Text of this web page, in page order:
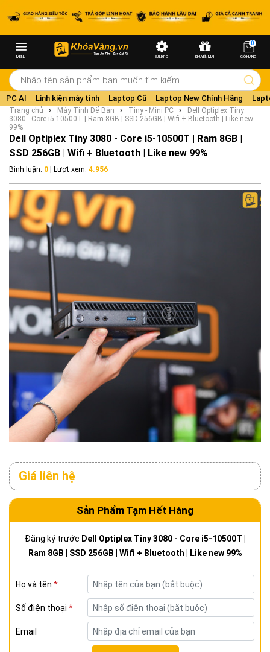
MENU BUILD PC KHUYẾN MÃI
0
GIỎ HÀNG
PC AI Linh kiện máy tính Laptop Cũ Laptop New Chính Hãng
Trang chủ Máy Tính Để Bàn Tiny - Mini PC
Dell Optiplex Tiny
3080 - Core i5-10500T | Ram 8GB | SSD 256GB | Wifi + Bluetooth | Like new
99%
Dell Optiplex Tiny 3080 - Core i5-10500T | Ram 8GB |
SSD 256GB | Wifi + Bluetooth | Like new 99%
Bình luận: 0 | Lượt xem: 4.956
Giá liên hệ
Sản Phẩm Tạm Hết Hàng
Đăng ký trước Dell Optiplex Tiny 3080 - Core i5-10500T |
Ram 8GB | SSD 256GB | Wifi + Bluetooth | Like new 99%
Họ và tên *
Số điện thoại *
Email